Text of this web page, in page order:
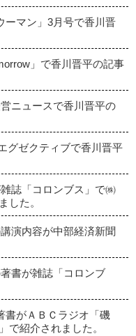
マン」3月号で香川晋
」で香川晋平の記事
ニュースで香川晋平の
グゼクティブで香川晋平
誌「コロンブス」で㈱
した。
演内容が中部経済新聞
書が雑誌「コロンブ
がＡＢＣラジオ「磯
で紹介されました。